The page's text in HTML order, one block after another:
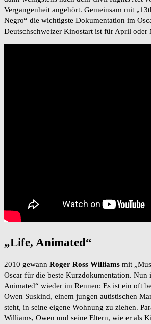
Vergangenheit angehört. Gemeinsam mit
Negro“ die wichtigste Dokumentation im
Deutschschweizer Kinostart ist für April oder
„Life, Animated“
2010 gewann Roger Ross Williams mit
Oscar für die beste Kurzdokumentation. Nun
Animated“ wieder im Rennen: Es ist ein oft
Owen Suskind, einem jungen autistischen
steht, in seine eigene Wohnung zu ziehen.
Williams, Owen und seine Eltern, wie er als